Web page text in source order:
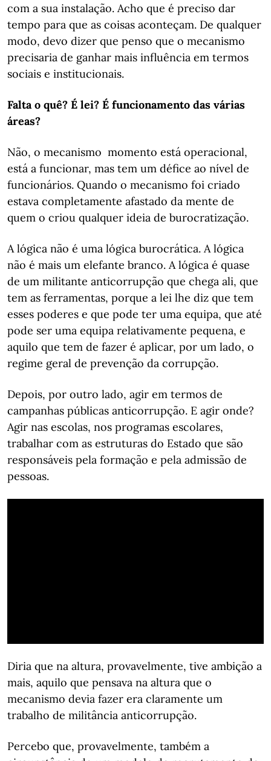
com a sua instalação. Acho que é preciso dar
tempo para que as coisas aconteçam. De qualquer
modo, devo dizer que penso que o mecanismo
precisaria de ganhar mais influência em termos
sociais e institucionais.
Falta o quê? É lei? É funcionamento das várias
áreas?
Não, o mecanismo momento está operacional,
está a funcionar, mas tem um défice ao nível de
funcionários. Quando o mecanismo foi criado
estava completamente afastado da mente de
quem o criou qualquer ideia de burocratização.
A lógica não é uma lógica burocrática. A lógica
não é mais um elefante branco. A lógica é quase
de um militante anticorrupção que chega ali, que
tem as ferramentas, porque a lei lhe diz que tem
esses poderes e que pode ter uma equipa, que até
pode ser uma equipa relativamente pequena, e
aquilo que tem de fazer é aplicar, por um lado, o
regime geral de prevenção da corrupção.
Depois, por outro lado, agir em termos de
campanhas públicas anticorrupção. E agir onde?
Agir nas escolas, nos programas escolares,
trabalhar com as estruturas do Estado que são
responsáveis pela formação e pela admissão de
pessoas.
Diria que na altura, provavelmente, tive ambição a
mais, aquilo que pensava na altura que o
mecanismo devia fazer era claramente um
trabalho de militância anticorrupção.
Percebo que, provavelmente, também a